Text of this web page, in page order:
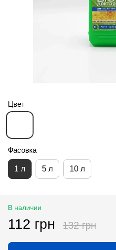
Цвет
Фасовка
1 л 5 л 10 л
В наличии
112 грн 132 грн